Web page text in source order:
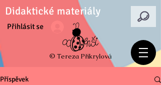
Didaktické materiály
Přihlásit se
© Tereza Přikrylová
Příspěvek